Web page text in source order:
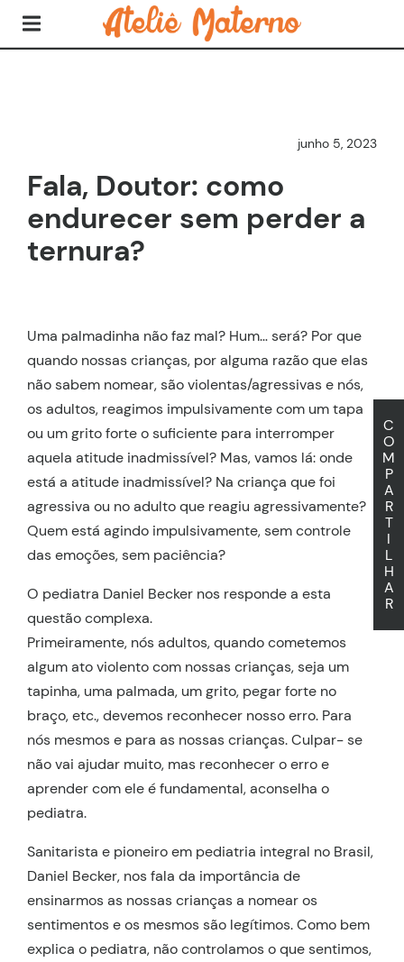
junho 5, 2023
Fala, Doutor: como
endurecer sem perder a
ternura?
C
O
M
P
A
R
T
I
L
H
A
R
Uma palmadinha não faz mal? Hum… será? Por que
quando nossas crianças, por alguma razão que elas
não sabem nomear, são violentas/agressivas e nós,
os adultos, reagimos impulsivamente com um tapa
ou um grito forte o suficiente para interromper
aquela atitude inadmissível? Mas, vamos lá: onde
está a atitude inadmissível? Na criança que foi
agressiva ou no adulto que reagiu agressivamente?
Quem está agindo impulsivamente, sem controle
das emoções, sem paciência?
O pediatra Daniel Becker nos responde a esta
questão complexa.
Primeiramente, nós adultos, quando cometemos
algum ato violento com nossas crianças, seja um
tapinha, uma palmada, um grito, pegar forte no
braço, etc., devemos reconhecer nosso erro. Para
nós mesmos e para as nossas crianças. Culpar- se
não vai ajudar muito, mas reconhecer o erro e
aprender com ele é fundamental, aconselha o
pediatra.
Sanitarista e pioneiro em pediatria integral no Brasil,
Daniel Becker, nos fala da importância de
ensinarmos as nossas crianças a nomear os
sentimentos e os mesmos são legítimos. Como bem
explica o pediatra, não controlamos o que sentimos,